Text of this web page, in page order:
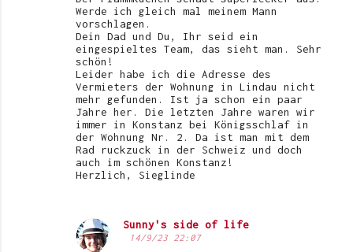
Werde ich gleich mal meinem Mann
vorschlagen.
Dein Dad und Du, Ihr seid ein
eingespieltes Team, das sieht man. Sehr
schön!
Leider habe ich die Adresse des
Vermieters der Wohnung in Lindau nicht
mehr gefunden. Ist ja schon ein paar
Jahre her. Die letzten Jahre waren wir
immer in Konstanz bei Königsschlaf in
der Wohnung Nr. 2. Da ist man mit dem
Rad ruckzuck in der Schweiz und doch
auch im schönen Konstanz!
Herzlich, Sieglinde
Sunny's side of life
14/9/23 22:07